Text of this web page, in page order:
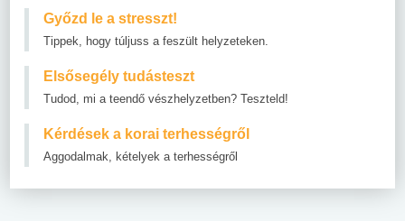
Győzd le a stresszt!
Tippek, hogy túljuss a feszült helyzeteken.
Elsősegély tudásteszt
Tudod, mi a teendő vészhelyzetben? Teszteld!
Kérdések a korai terhességről
Aggodalmak, kételyek a terhességről